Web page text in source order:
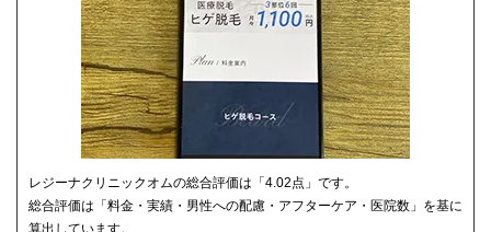
レジーナクリニックオムの総合評価は「4.02点」です。
総合評価は「料金・実績・男性への配慮・アフターケア・医院数」を基に
算出しています。